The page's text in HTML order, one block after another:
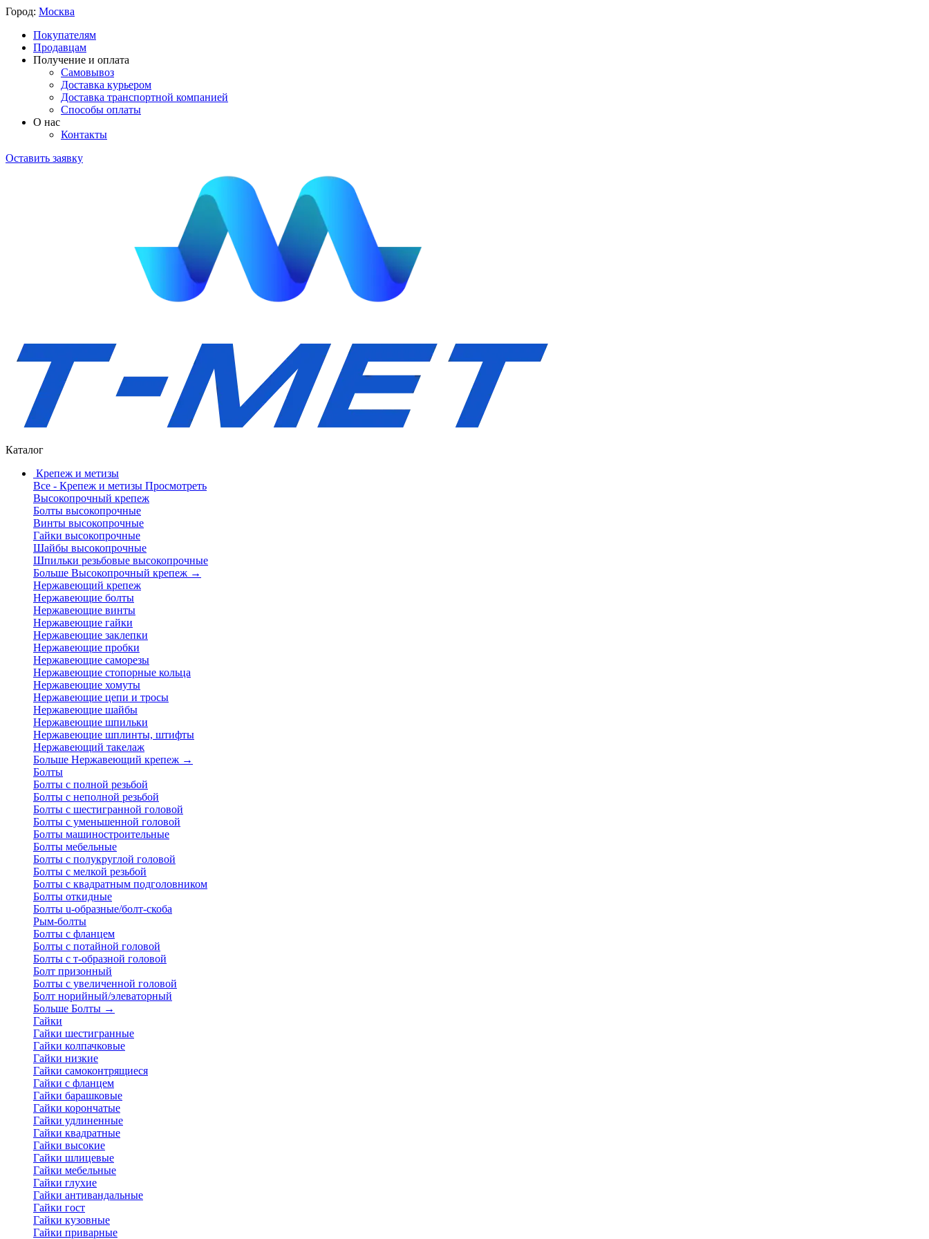
Город: Москва
Покупателям
Продавцам
Получение и оплата
Самовывоз
Доставка курьером
Доставка транспортной компанией
Способы оплаты
О нас
Контакты
Оставить заявку
Каталог
Крепеж и метизы
Все - Крепеж и метизы Просмотреть
Высокопрочный крепеж
Болты высокопрочные
Винты высокопрочные
Гайки высокопрочные
Шайбы высокопрочные
Шпильки резьбовые высокопрочные
Больше Высокопрочный крепеж →
Нержавеющий крепеж
Нержавеющие болты
Нержавеющие винты
Нержавеющие гайки
Нержавеющие заклепки
Нержавеющие пробки
Нержавеющие саморезы
Нержавеющие стопорные кольца
Нержавеющие хомуты
Нержавеющие цепи и тросы
Нержавеющие шайбы
Нержавеющие шпильки
Нержавеющие шплинты, штифты
Нержавеющий такелаж
Больше Нержавеющий крепеж →
Болты
Болты с полной резьбой
Болты с неполной резьбой
Болты с шестигранной головой
Болты с уменьшенной головой
Болты машиностроительные
Болты мебельные
Болты с полукруглой головой
Болты с мелкой резьбой
Болты с квадратным подголовником
Болты откидные
Болты u-образные/болт-скоба
Рым-болты
Болты с фланцем
Болты с потайной головой
Болты с т-образной головой
Болт призонный
Болты с увеличенной головой
Болт норийный/элеваторный
Больше Болты →
Гайки
Гайки шестигранные
Гайки колпачковые
Гайки низкие
Гайки самоконтрящиеся
Гайки с фланцем
Гайки барашковые
Гайки корончатые
Гайки удлиненные
Гайки квадратные
Гайки высокие
Гайки шлицевые
Гайки мебельные
Гайки глухие
Гайки антивандальные
Гайки гост
Гайки кузовные
Гайки приварные